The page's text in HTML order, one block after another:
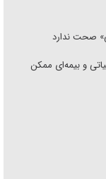
صحت ندارد
و بیمه‌ای ممکن